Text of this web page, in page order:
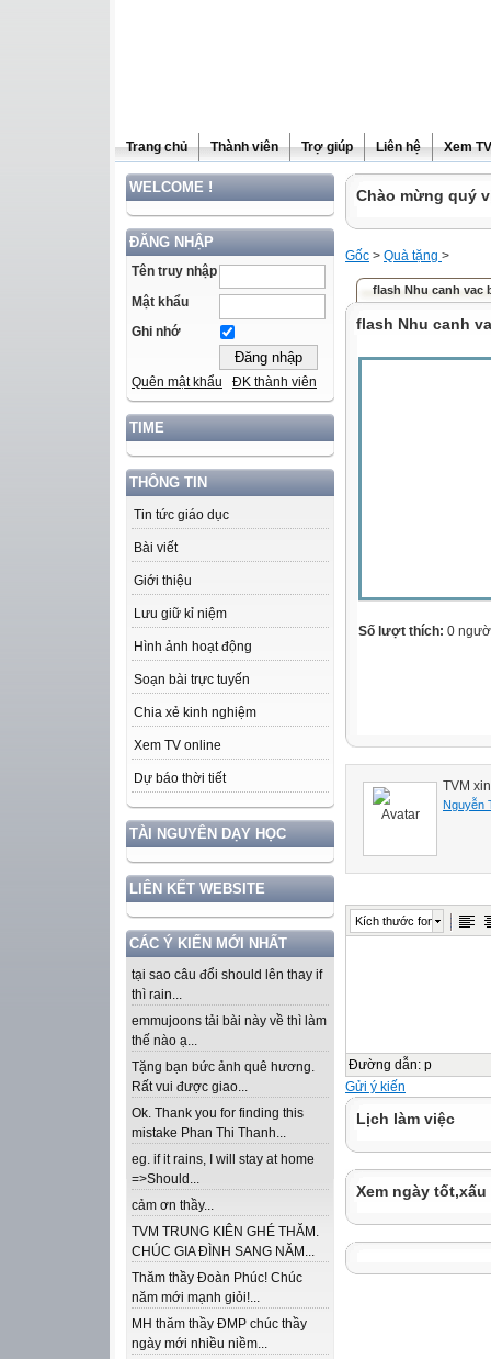
Trang chủ Thành viên Trợ giúp Liên hệ Xem TV
WELCOME !
ĐĂNG NHẬP
Tên truy nhập
Mật khẩu
Ghi nhớ
Quên mật khẩu ĐK thành viên
TIME
THÔNG TIN
Tin tức giáo dục
Bài viết
Giới thiệu
Lưu giữ kỉ niệm
Hình ảnh hoạt động
Soạn bài trực tuyến
Chia xẻ kinh nghiệm
Xem TV online
Dự báo thời tiết
TÀI NGUYÊN DẠY HỌC
LIÊN KẾT WEBSITE
CÁC Ý KIẾN MỚI NHẤT
tại sao câu đổi should lên thay if
thì rain...
emmujoons tải bài này về thì làm
thế nào ạ...
Tặng bạn bức ảnh quê hương.
Rất vui được giao...
Ok. Thank you for finding this
mistake Phan Thi Thanh...
eg. if it rains, I will stay at home
=>Should...
cảm ơn thầy...
TVM TRUNG KIÊN GHÉ THĂM.
CHÚC GIA ĐÌNH SANG NĂM...
Thăm thầy Đoàn Phúc! Chúc
năm mới mạnh giỏi!...
MH thăm thầy ĐMP chúc thầy
ngày mới nhiều niềm...
Chào mừng quý
Gốc > Quà tặng >
flash Nhu canh vac
flash Nhu canh
Số lượt thích: 0
TVM
Nguyễn
Kích thước font
Đường dẫn: p
Gửi ý kiến
Lịch làm việc
Xem ngày tốt,xấu